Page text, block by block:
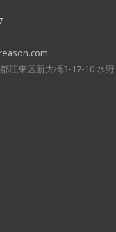
江東区新大橋3-17-10 水